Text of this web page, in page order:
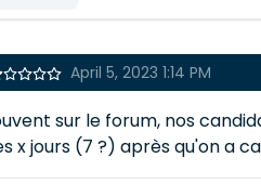
April 5, 2023 1:14 PM
sur le forum, nos
x jours (7 ?) après qu'on a